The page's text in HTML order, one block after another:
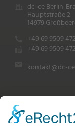
dc-ce Berlin-
Hauptstraße 2
14979
+49 69 9509
+49 69 9509
kontakt@dc-
Rechtliches
Impressum